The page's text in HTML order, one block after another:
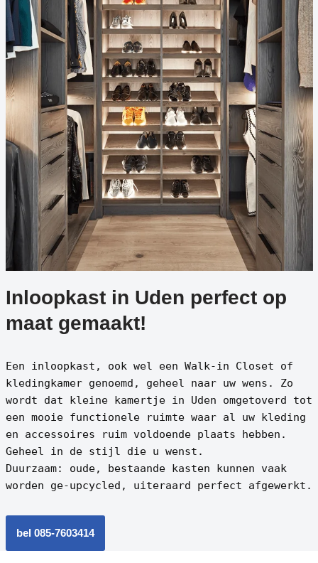
Inloopkast in Uden perfect op
maat gemaakt!
Een inloopkast, ook wel een Walk-in Closet of
kledingkamer genoemd, geheel naar uw wens. Zo
wordt dat kleine kamertje in Uden omgetoverd tot
een mooie functionele ruimte waar al uw kleding
en accessoires ruim voldoende plaats hebben.
Geheel in de stijl die u wenst.
Duurzaam: oude, bestaande kasten kunnen vaak
worden ge-upcycled, uiteraard perfect afgewerkt.
bel 085-7603414